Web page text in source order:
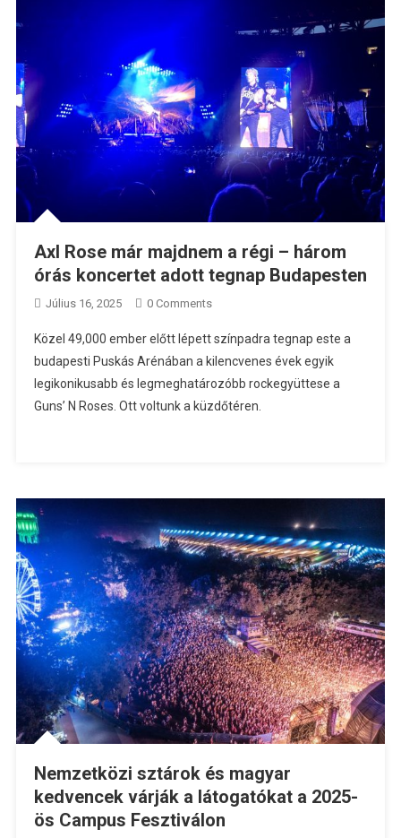
Axl Rose már majdnem a régi – három
órás koncertet adott tegnap Budapesten
Július 16, 2025 0 Comments
Közel 49,000 ember előtt lépett színpadra tegnap este a
budapesti Puskás Arénában a kilencvenes évek egyik
legikonikusabb és legmeghatározóbb rockegyüttese a
Guns’ N Roses. Ott voltunk a küzdőtéren.
Nemzetközi sztárok és magyar
kedvencek várják a látogatókat a 2025-
ös Campus Fesztiválon